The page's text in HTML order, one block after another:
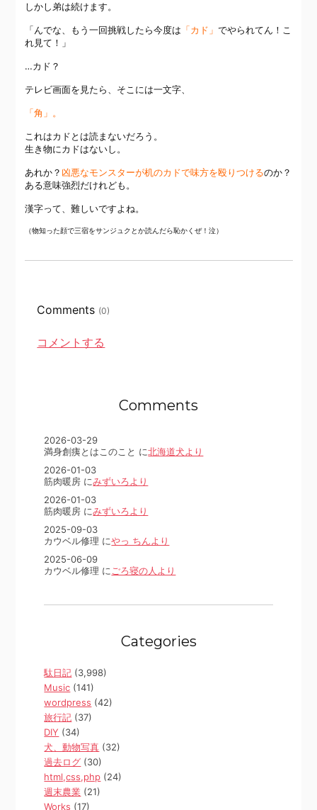
しかし弟は続けます。
「んでな、もう一回挑戦したら今度は 「カド」 でやられてん！こ
れ見て！」
…カド？
テレビ画面を見たら、そこには一文字、
「角」。
これはカドとは読まないだろう。
生き物にカドはないし。
あれか？ 凶悪なモンスターが机のカドで味方を殴りつけるのか？
ある意味強烈だけれども。
漢字って、難しいですよね。
（物知った顔で三宿をサンジュクとか読んだら恥かくぜ！泣）
Comments (0)
コメントする
Comments
2026-03-29
満身創痍とはこのこと に北海道犬より
2026-01-03
筋肉暖房 にみずいろより
2026-01-03
筋肉暖房 にみずいろより
2025-09-03
カウベル修理 にやっ ちんより
2025-06-09
カウベル修理 に ごろ寝の人より
Categories
駄日記 (3,998)
Music (141)
wordpress (42)
旅行記 (37)
DIY (34)
犬、動物写真 (32)
過去ログ (30)
html,css,php (24)
週末農業 (21)
Works (17)